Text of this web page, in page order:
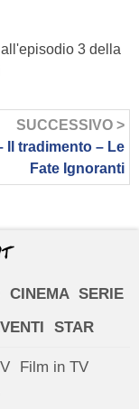
3 della
SUCCESSIVO >
Il tradimento – Le
Fate Ignoranti
CINEMA SERIE
STAR
Film in TV